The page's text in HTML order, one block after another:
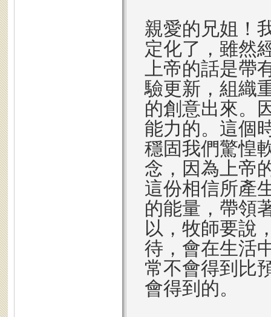
親愛的兄姐！
定化了，雖然
上帝的話是帶
驗更新，組織
的創意出來。
能力的。這個
穩固我們驚惶
念，因為上帝
這份相信所產
的能量，帶領
以，牧師要說
待，會在生活
常不會得到比
會得到的。